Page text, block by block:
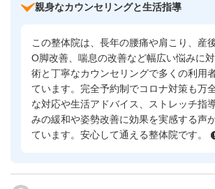
親身なカウンセリングと生活指導
この整体院は、長年の腰痛や肩こり、産
O脚改善、喘息の改善など幅広い悩みに
術と丁寧なカウンセリングで多くの利用
ています。完全予約制でコロナ対策も万
な対応や生活アドバイス、ストレッチ指
みの緩和や姿勢改善に効果を実感する声
ています。安心して通える整体院です。